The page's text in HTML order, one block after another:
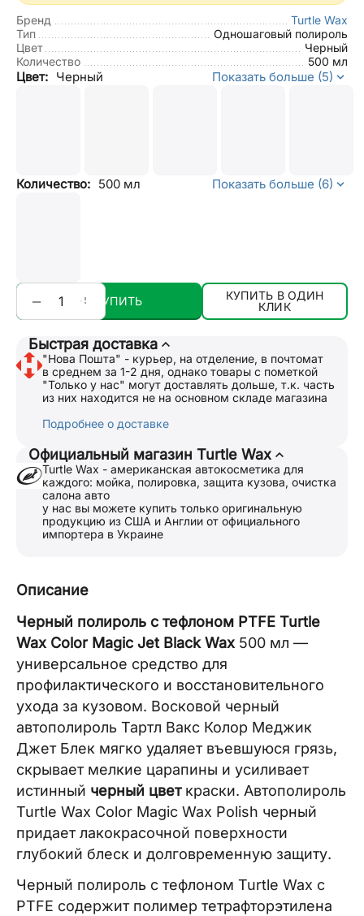
Бренд
Turtle Wax
Тип
Одношаговый полироль
Цвет
Черный
Количество
500 мл
Цвет: Черный Показать больше (5)
Количество: 500 мл Показать больше (6)
+
− КУПИТЬ
КУПИТЬ В ОДИН
КЛИК
Быстрая доставка
"Нова Пошта" - курьер, на отделение, в почтомат
в среднем за 1-2 дня, однако товары с пометкой
"Только у нас" могут доставлять дольше, т.к. часть
из них находится не на основном складе магазина
Подробнее о доставке
Официальный магазин Turtle Wax
Turtle Wax - американская автокосметика для
каждого: мойка, полировка, защита кузова, очистка
салона авто
у нас вы можете купить только оригинальную
продукцию из США и Англии от официального
импортера в Украине
Описание
Черный полироль с тефлоном PTFE Turtle
Wax Color Magic Jet Black Wax 500 мл —
универсальное средство для
профилактического и восстановительного
ухода за кузовом. Восковой черный
автополироль Тартл Вакс Колор Меджик
Джет Блек мягко удаляет въевшуюся грязь,
скрывает мелкие царапины и усиливает
истинный черный цветкраски. Автополироль
Turtle Wax Color Magic Wax Polish черный
придает лакокрасочной поверхности
глубокий блеск и долговременную защиту.
Черный полироль с тефлоном Turtle Wax с
PTFE содержит полимер тетрафторэтилена